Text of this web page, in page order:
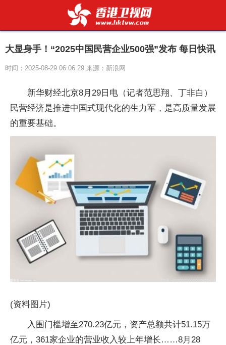
大显身手！“2025中国民营企业500强”发布 每日快讯
时间：2025-08-29 06:06:29 来源：新浪网
新华财经北京8月29日电（记者范思翔、丁非白）
民营经济是推进中国式现代化的生力军，是高质量发展
的重要基础。
(资料图片)
入围门槛增至270.23亿元，资产总额共计51.15万
亿元，361家企业的营业收入较上年增长……8月28